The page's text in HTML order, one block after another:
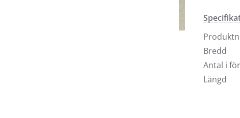
med
Bredd
Antal i
Längd